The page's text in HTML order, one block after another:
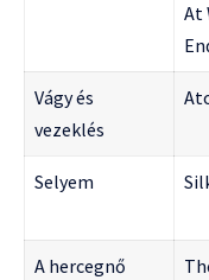
At
Vágy és
vezeklés
Selyem
A hercegnő